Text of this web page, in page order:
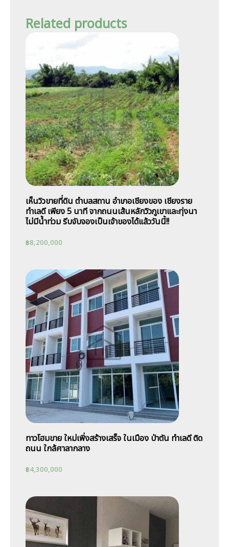
Related products
เห็นวิวขายที่ดิน ตำบลสถาน อำเภอเชียงของ เชียงราย
ทำเลดี เพียง 5 นาที จากถนนเส้นหลักวิวภูเขาและทุ่งนา
ไม่มีน้ำท่วม รีบจับจองเป็นเจ้าของได้แล้ววันนี้!!
฿8,200,000
ทาวโฮมขาย ใหม่เพิ่งสร้างเสร็จ ในเมือง ป่าตัน ทำเลดี ติด
ถนน ใกล้ศาลากลาง
฿4,300,000